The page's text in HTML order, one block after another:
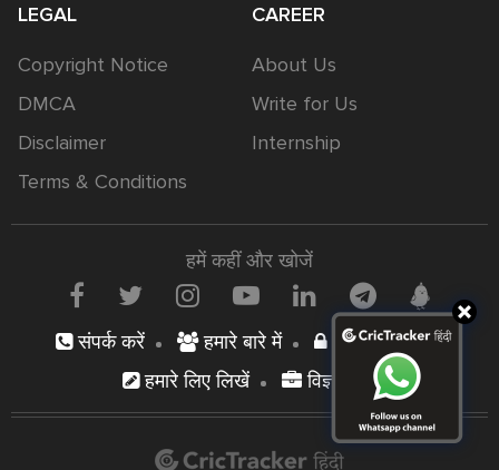
LEGAL
Copyright Notice
DMCA
Disclaimer
Terms & Conditions
CAREER
About Us
Write for Us
Internship
हमें कहीं और खोजें
संपर्क करें हमारे बारे में
निजता नीति
हमारे लिए लिखें
विज्ञापन दें